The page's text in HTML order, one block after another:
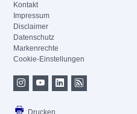
Kontakt
Impressum
Disclaimer
Datenschutz
Markenrechte
Cookie-Einstellungen
Drucken